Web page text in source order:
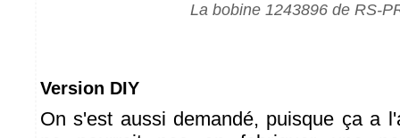
La bobine 1243896 de RS-
Version DIY
On s'est aussi demandé, puisque ça a